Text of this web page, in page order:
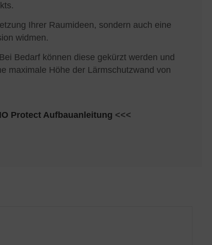
Ihrer Raumideen, sondern auch eine
widmen.
Bedarf können diese gekürzt werden und
maximale Höhe der Lärmschutzwand von
Protect Aufbauanleitung <<<